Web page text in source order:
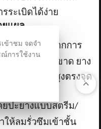
ระเบิดได้ง่าย
ยแผล
ายาง):เกิดจากการ
ยเหล็กข้างในขาด ยาง
วยความเร็วสูงตรงจุด
ยปะยางแบบสตรีม/
ให้ลมรั่วซึมเข้าชั้น
เข้าชม จดจำ
ณ์การใช้งาน